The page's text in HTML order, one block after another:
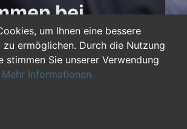
um Ihnen eine bessere
ermöglichen. Durch die Nutzung
stimmen Sie unserer Verwendung
Mehr Informationen
bei
– Dein
Jobs ab 50!
suchst nach einer neuen
oder einem